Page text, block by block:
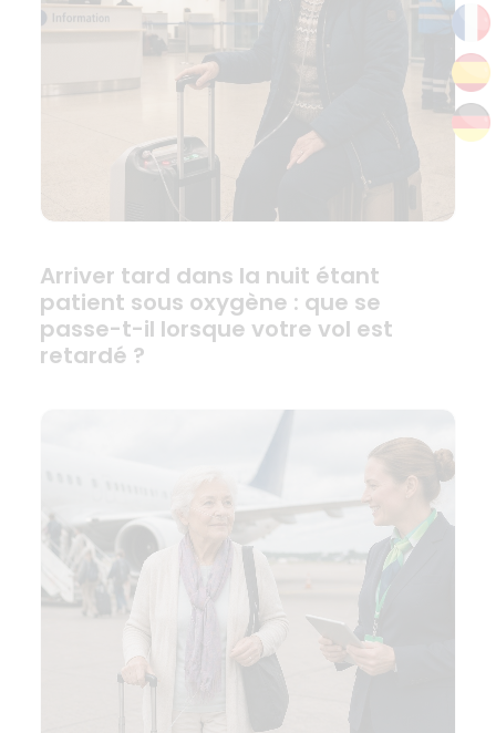
Arriver tard dans la nuit étant
patient sous oxygène : que se
passe-t-il lorsque votre vol est
retardé ?